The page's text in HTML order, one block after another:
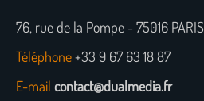
76, rue de la Pompe - 75016 PARIS
Téléphone+33 9 67 63 18 87
E-mail contact@dualmedia.fr